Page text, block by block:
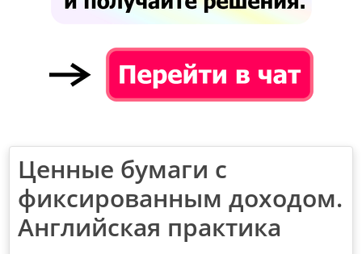
Ценные бумаги с
фиксированным доходом.
Английская практика